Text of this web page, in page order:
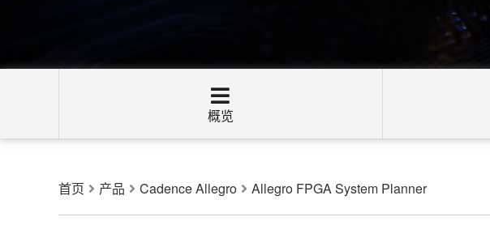
概览
首页 产品 Cadence Allegro Allegro FPGA System Planner